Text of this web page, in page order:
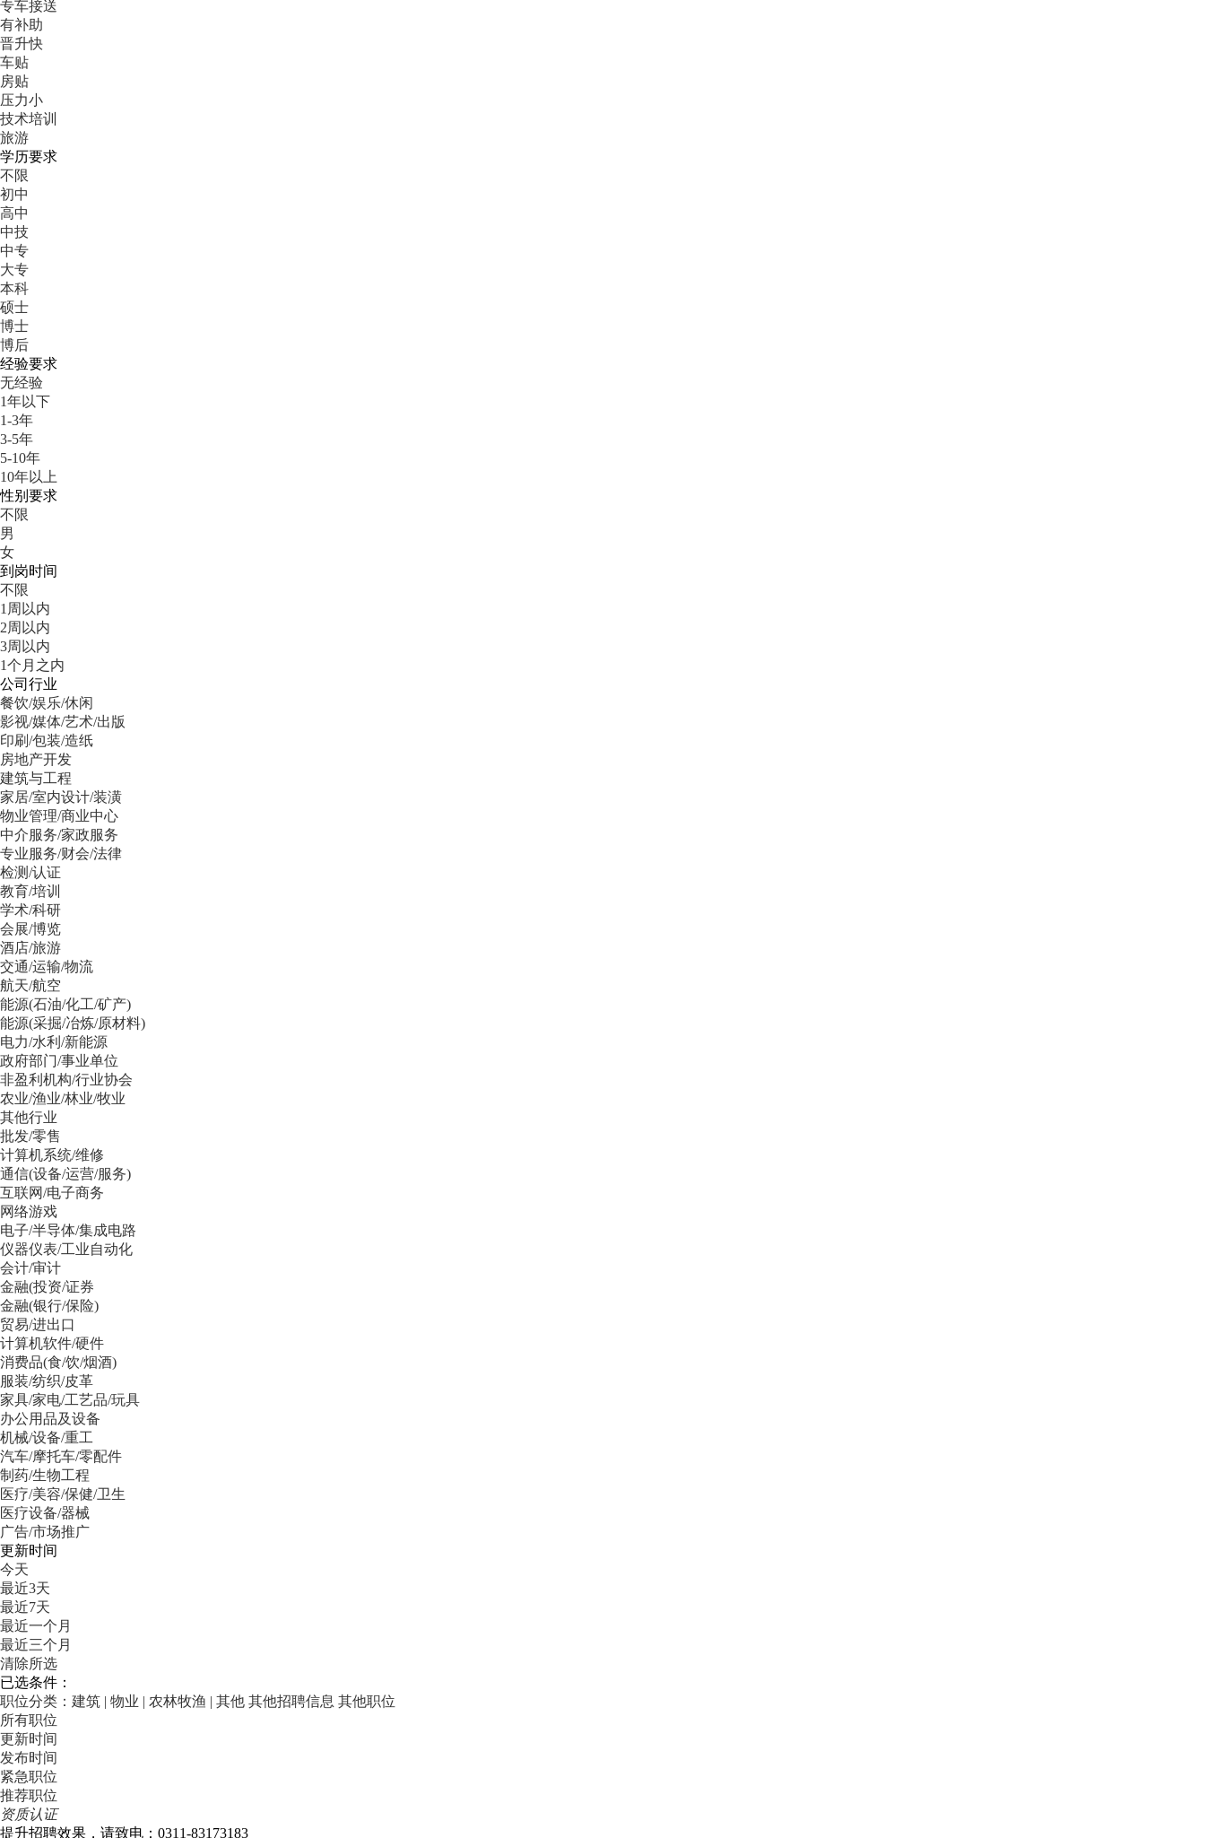
专车接送
有补助
晋升快
车贴
房贴
压力小
技术培训
旅游
学历要求
不限
初中
高中
中技
中专
大专
本科
硕士
博士
博后
经验要求
无经验
1年以下
1-3年
3-5年
5-10年
10年以上
性别要求
不限
男
女
到岗时间
不限
1周以内
2周以内
3周以内
1个月之内
公司行业
餐饮/娱乐/休闲
影视/媒体/艺术/出版
印刷/包装/造纸
房地产开发
建筑与工程
家居/室内设计/装潢
物业管理/商业中心
中介服务/家政服务
专业服务/财会/法律
检测/认证
教育/培训
学术/科研
会展/博览
酒店/旅游
交通/运输/物流
航天/航空
能源(石油/化工/矿产)
能源(采掘/冶炼/原材料)
电力/水利/新能源
政府部门/事业单位
非盈利机构/行业协会
农业/渔业/林业/牧业
其他行业
批发/零售
计算机系统/维修
通信(设备/运营/服务)
互联网/电子商务
网络游戏
电子/半导体/集成电路
仪器仪表/工业自动化
会计/审计
金融(投资/证券
金融(银行/保险)
贸易/进出口
计算机软件/硬件
消费品(食/饮/烟酒)
服装/纺织/皮革
家具/家电/工艺品/玩具
办公用品及设备
机械/设备/重工
汽车/摩托车/零配件
制药/生物工程
医疗/美容/保健/卫生
医疗设备/器械
广告/市场推广
更新时间
今天
最近3天
最近7天
最近一个月
最近三个月
清除所选
已选条件：
职位分类：建筑 | 物业 | 农林牧渔 | 其他 其他招聘信息 其他职位
所有职位
更新时间
发布时间
紧急职位
推荐职位
资质认证
提升招聘效果，请致电：0311-83173183